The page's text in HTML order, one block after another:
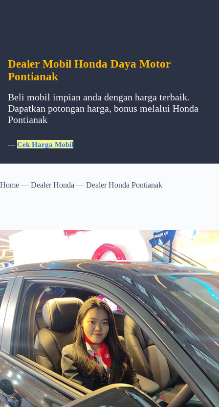
Dealer Mobil Honda Daya Motor
Pontianak
Beli mobil impian anda dengan harga terbaik.
Dapatkan potongan harga, bonus melalui Honda
Pontianak
— Cek Harga Mobil
Home — Dealer Honda — Dealer Honda Pontianak